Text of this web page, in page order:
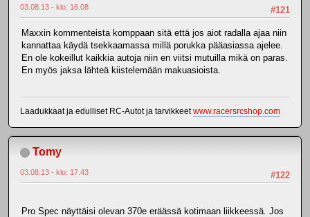
#121
03.08.13 - klo: 16.08
Maxxin kommenteista komppaan sitä että jos aiot radalla ajaa niin
kannattaa käydä tsekkaamassa millä porukka pääasiassa ajelee.
En ole kokeillut kaikkia autoja niin en viitsi mutuilla mikä on paras.
En myös jaksa lähteä kiistelemään makuasioista.
Laadukkaat ja edulliset RC-Autot ja tarvikkeetwww.racersrcshop.com
Tomy
#122
03.08.13 - klo: 17.43
Pro Spec näyttäisi olevan 370e eräässä kotimaan liikkeessä. Jos